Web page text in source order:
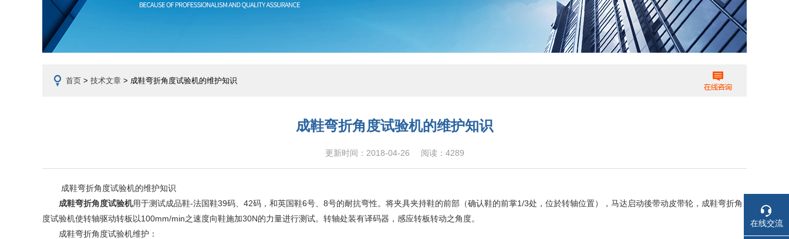
首页 > 技术文章 > 成鞋弯折角度试验机的维护知识
成鞋弯折角度试验机的维护知识
更新时间：2018-04-26 阅读：4289
成鞋弯折角度试验机的维护知识
成鞋弯折角度试验机用于测试成品鞋-法国鞋39码、42码，和英国鞋6号、8号的耐抗弯性。将夹具夹持鞋的前部（确认鞋的前掌1/3处，位於转轴位置），马达启动後带动皮带轮，成鞋弯折角
度试验机使转轴驱动转板以100mm/min之速度向鞋施加30N的力量进行测试。转轴处装有译码器，感应转板转动之角度。
成鞋弯折角度试验机维护：
在线交流